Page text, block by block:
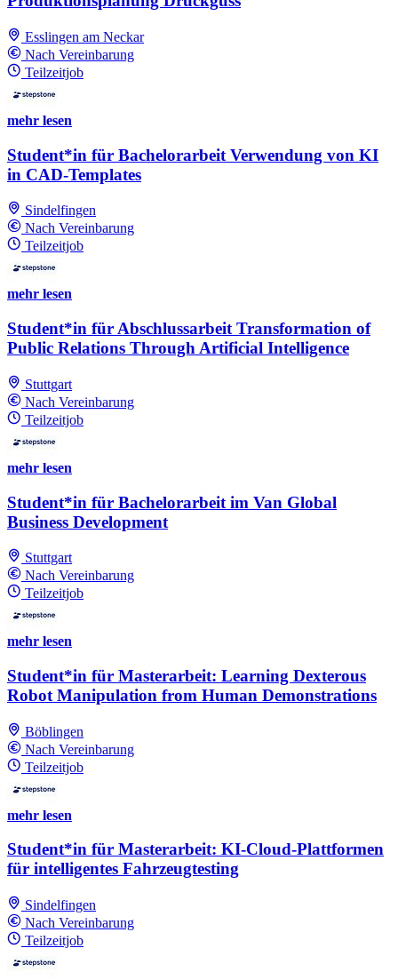
Esslingen am Neckar
Nach Vereinbarung
Teilzeitjob
mehr lesen
Student*in für Bachelorarbeit Verwendung von KI
in CAD-Templates
Sindelfingen
Nach Vereinbarung
Teilzeitjob
mehr lesen
Student*in für Abschlussarbeit Transformation of
Public Relations Through Artificial Intelligence
Stuttgart
Nach Vereinbarung
Teilzeitjob
mehr lesen
Student*in für Bachelorarbeit im Van Global
Business Development
Stuttgart
Nach Vereinbarung
Teilzeitjob
mehr lesen
Student*in für Masterarbeit: Learning Dexterous
Robot Manipulation from Human Demonstrations
Böblingen
Nach Vereinbarung
Teilzeitjob
mehr lesen
Student*in für Masterarbeit: KI-Cloud-Plattformen
für intelligentes Fahrzeugtesting
Sindelfingen
Nach Vereinbarung
Teilzeitjob